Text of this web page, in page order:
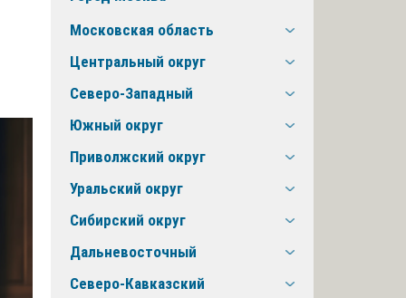
Московская область
Центральный округ
Северо-Западный
Южный округ
Приволжский округ
Уральский округ
Сибирский округ
Дальневосточный
Северо-Кавказский